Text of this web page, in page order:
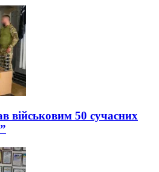
військовим 50 сучасних